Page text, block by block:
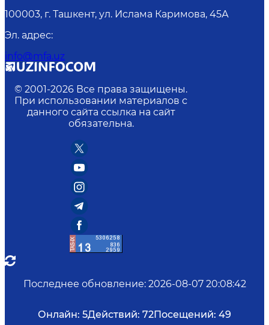
100003, г. Ташкент, ул. Ислама Каримова, 45А
Эл. адрес:
info@mfa.uz
© 2001-2026 Все права защищены.
При использовании материалов с
данного сайта ссылка на сайт
обязательна.
Последнее обновление: 2026-08-07 20:08:42
Онлайн: 5Действий: 72Посещений: 49